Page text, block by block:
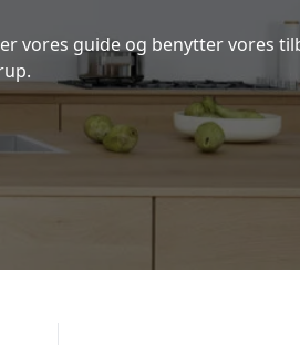
vores guide og benytter vores